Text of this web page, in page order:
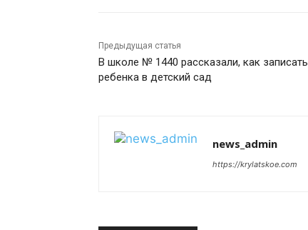
Предыдущая статья
В школе № 1440 рассказали, как записать
ребенка в детский сад
news_admin
https://krylatskoe.com